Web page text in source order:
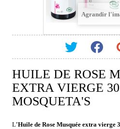
Agrandir
HUILE DE ROSE
EXTRA VIERGE
MOSQUETA'S
L'Huile de Rose Musquée extra vierge